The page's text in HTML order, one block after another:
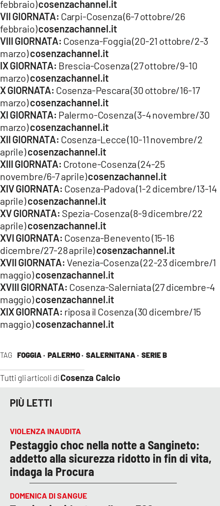
TAG FOGGIA · PALERMO · SALERNITANA · SERIE B
Tutti gli articoli diCosenza Calcio
febbraio)cosenzachannel.it
VII GIORNATA: Carpi-Cosenza (6-7 ottobre/26
febbraio)cosenzachannel.it
VIII GIORNATA: Cosenza-Foggia (20-21 ottobre/2-3
marzo)cosenzachannel.it
IX GIORNATA: Brescia-Cosenza (27 ottobre/9-10
marzo)cosenzachannel.it
X GIORNATA: Cosenza-Pescara (30 ottobre/16-17
marzo)cosenzachannel.it
XI GIORNATA: Palermo-Cosenza (3-4 novembre/30
marzo)cosenzachannel.it
XII GIORNATA: Cosenza-Lecce (10-11 novembre/2
aprile)cosenzachannel.it
XIII GIORNATA: Crotone-Cosenza (24-25
novembre/6-7 aprile)cosenzachannel.it
XIV GIORNATA: Cosenza-Padova (1-2 dicembre/13-14
aprile)cosenzachannel.it
XV GIORNATA: Spezia-Cosenza (8-9 dicembre/22
aprile)cosenzachannel.it
XVI GIORNATA: Cosenza-Benevento (15-16
dicembre/27-28 aprile)cosenzachannel.it
XVII GIORNATA: Venezia-Cosenza (22-23 dicembre/1
maggio)cosenzachannel.it
XVIII GIORNATA: Cosenza-Salerniata (27 dicembre-4
maggio)cosenzachannel.it
XIX GIORNATA: riposa il Cosenza (30 dicembre/15
maggio)cosenzachannel.it
PIÙ LETTI
VIOLENZA INAUDITA
Pestaggio choc nella notte a Sangineto:
addetto alla sicurezza ridotto in fin di vita,
indaga la Procura
DOMENICA DI SANGUE